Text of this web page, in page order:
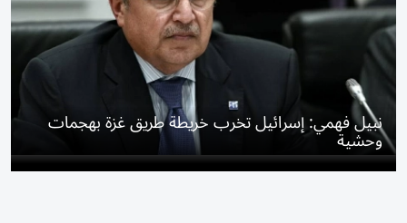
نبيل فهمي: إسرائيل تخرب خريطة طريق غزة بهجمات
وحشية